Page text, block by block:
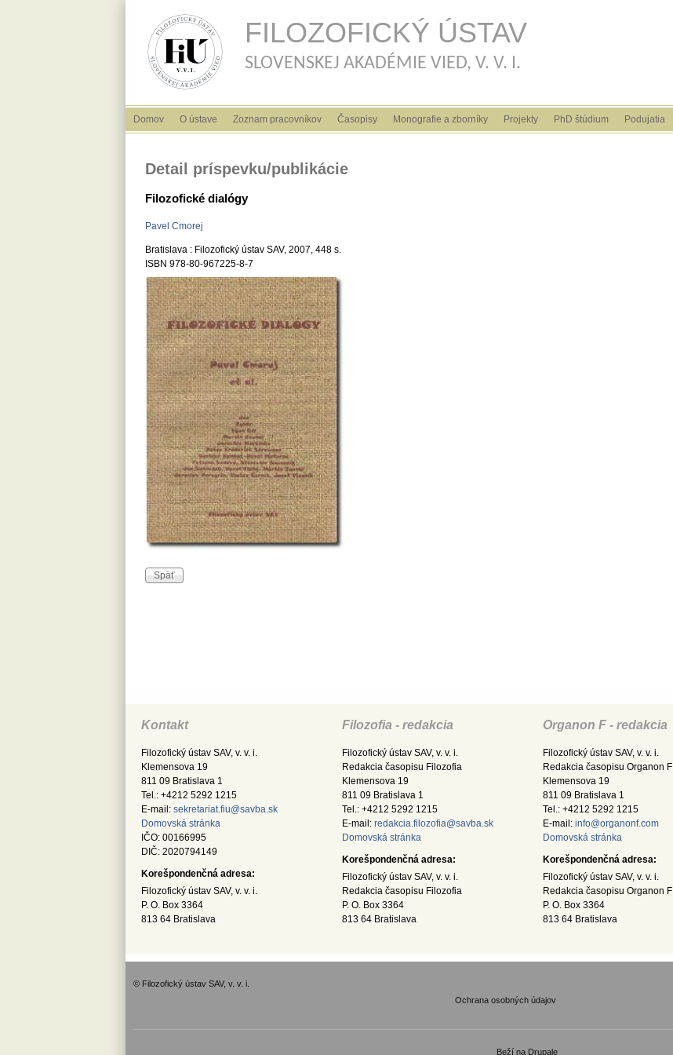
FILOZOFICKÝ ÚSTAV
SLOVENSKEJ AKADÉMIE VIED, V. V. I.
Hlavné menu
Domov O ústave Zoznam pracovníkov Časopisy Monografie a zborníky Projekty PhD štúdium Podujatia
Detail príspevku/publikácie
Filozofické dialógy
Pavel Cmorej
Bratislava : Filozofický ústav SAV, 2007, 448 s.
ISBN 978-80-967225-8-7
Kontakt
Filozofický ústav SAV, v. v. i.
Klemensova 19
811 09 Bratislava 1
Tel.: +4212 5292 1215
E-mail: sekretariat.fiu@savba.sk
Domovská stránka
IČO: 00166995
DIČ: 2020794149
Korešpondenčná adresa:
Filozofický ústav SAV, v. v. i.
P. O. Box 3364
813 64 Bratislava
Filozofia - redakcia
Filozofický ústav SAV, v. v. i.
Redakcia časopisu Filozofia
Klemensova 19
811 09 Bratislava 1
Tel.: +4212 5292 1215
E-mail: redakcia.filozofia@savba.sk
Domovská stránka
Korešpondenčná adresa:
Filozofický ústav SAV, v. v. i.
Redakcia časopisu Filozofia
P. O. Box 3364
813 64 Bratislava
Organon F - redakcia
Filozofický ústav SAV, v. v. i.
Redakcia časopisu Organon F
Klemensova 19
811 09 Bratislava 1
Tel.: +4212 5292 1215
E-mail: info@organonf.com
Domovská stránka
Korešpondenčná adresa:
Filozofický ústav SAV, v. v. i.
Redakcia časopisu Organon F
P. O. Box 3364
813 64 Bratislava
© Filozofický ústav SAV, v. v. i.
Ochrana osobných údajov
Beží na Drupale